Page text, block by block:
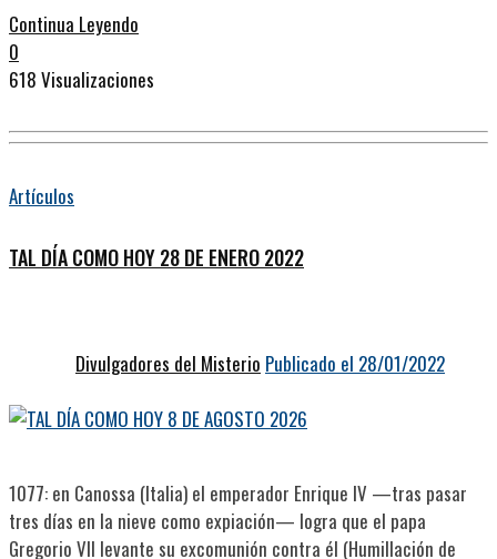
Continua Leyendo
0
618 Visualizaciones
Artículos
TAL DÍA COMO HOY 28 DE ENERO 2022
Divulgadores del Misterio Publicado el 28/01/2022
1077: en Canossa (Italia) el emperador Enrique IV —tras pasar
tres días en la nieve como expiación— logra que el papa
Gregorio VII levante su excomunión contra él (Humillación de